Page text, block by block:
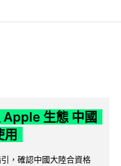
Apple 生態 中國
，確認中國大陸合資格